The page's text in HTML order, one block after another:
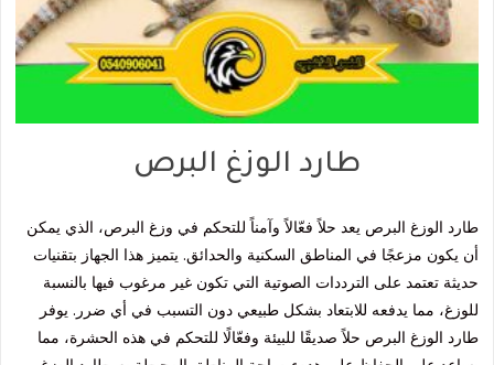
طارد الوزغ البرص
طارد الوزغ البرص يعد حلاً فعّالاً وآمناً للتحكم في وزغ البرص، الذي يمكن
أن يكون مزعجًا في المناطق السكنية والحدائق. يتميز هذا الجهاز بتقنيات
حديثة تعتمد على الترددات الصوتية التي تكون غير مرغوب فيها بالنسبة
للوزغ، مما يدفعه للابتعاد بشكل طبيعي دون التسبب في أي ضرر. يوفر
طارد الوزغ البرص حلاً صديقًا للبيئة وفعّالًا للتحكم في هذه الحشرة، مما